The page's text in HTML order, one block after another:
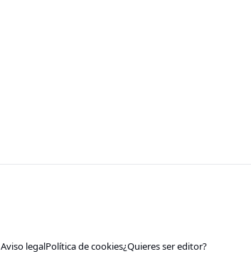
Aviso legalPolítica de cookies¿Quieres ser editor?